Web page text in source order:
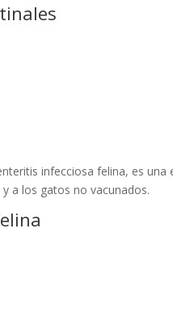
infecciosa felina, es una
a los gatos no vacunados.